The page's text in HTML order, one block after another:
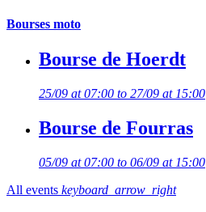
Bourses moto
Bourse de Hoerdt
25/09 at 07:00 to 27/09 at 15:00
Bourse de Fourras
05/09 at 07:00 to 06/09 at 15:00
All events keyboard_arrow_right